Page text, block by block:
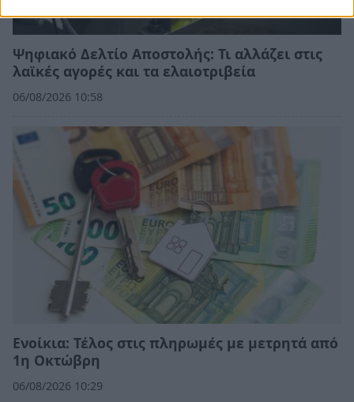
Ψηφιακό Δελτίο Αποστολής: Τι αλλάζει στις
λαϊκές αγορές και τα ελαιοτριβεία
06/08/2026 10:58
Ενοίκια: Τέλος στις πληρωμές με μετρητά από
1η Οκτώβρη
06/08/2026 10:29